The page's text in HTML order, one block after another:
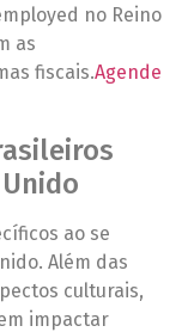
no Reino
as
fiscais.Agende
ao se
Além das
culturais,
impactar